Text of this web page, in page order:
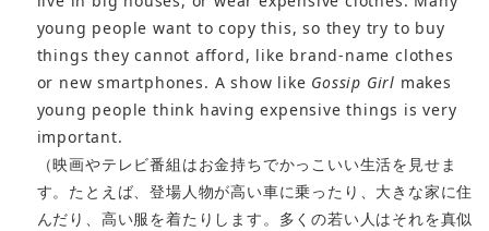
young people want to copy this, so they try to buy
things they cannot afford, like brand-name clothes
or new smartphones. A show like Gossip Girl makes
young people think having expensive things is very
important.
（映画やテレビ番組はお金持ちでかっこいい生活を見せま
す。たとえば、登場人物が高い車に乗ったり、大きな家に住
んだり、高い服を着たりします。多くの若い人はそれを真似